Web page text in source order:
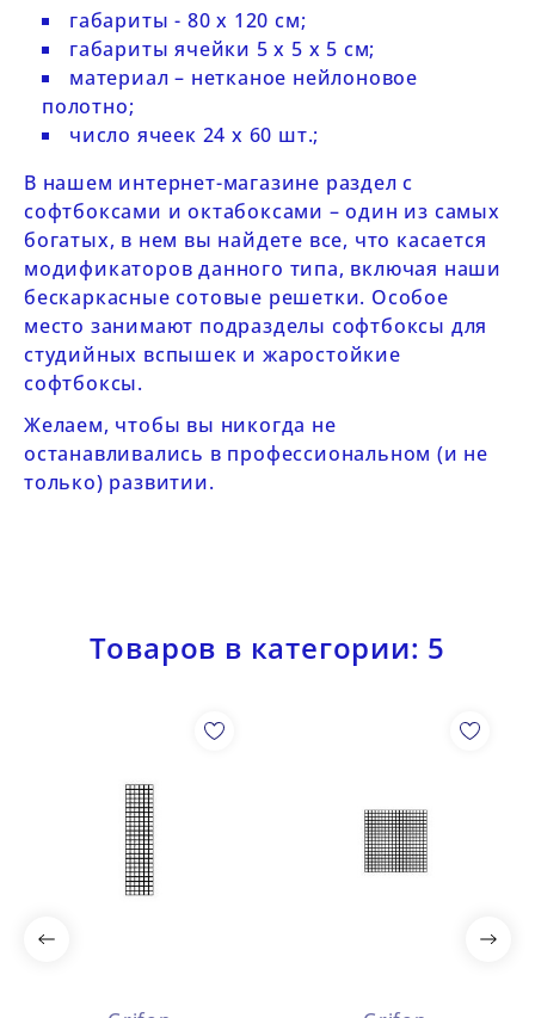
габариты- 80 х 120 см;
габариты ячейки 5 х 5 х 5 см;
материал – нетканое нейлоновое
полотно;
число ячеек 24 х 60 шт.;
В нашем интернет-магазине раздел с
софтбоксами и октабоксами – один из самых
богатых, в нем вы найдете все, что касается
модификаторов данного типа, включая наши
бескаркасные сотовые решетки. Особое
место занимают подразделы софтбоксы для
студийных вспышек ижаростойкие
софтбоксы.
Желаем, чтобы вы никогда не
останавливались в профессиональном (и не
только) развитии.
Товаров в категории: 5